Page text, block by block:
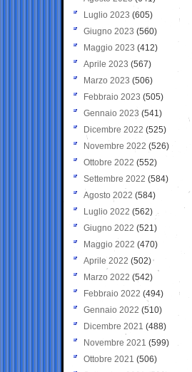
Luglio 2023 (605)
Giugno 2023 (560)
Maggio 2023 (412)
Aprile 2023 (567)
Marzo 2023 (506)
Febbraio 2023 (505)
Gennaio 2023 (541)
Dicembre 2022 (525)
Novembre 2022 (526)
Ottobre 2022 (552)
Settembre 2022 (584)
Agosto 2022 (584)
Luglio 2022 (562)
Giugno 2022 (521)
Maggio 2022 (470)
Aprile 2022 (502)
Marzo 2022 (542)
Febbraio 2022 (494)
Gennaio 2022 (510)
Dicembre 2021 (488)
Novembre 2021 (599)
Ottobre 2021 (506)